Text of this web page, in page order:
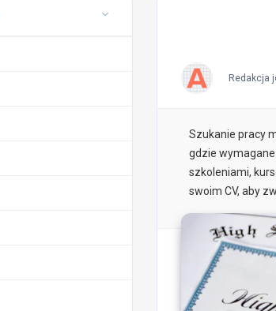
Redakcja
Szukanie pracy
gdzie
szkoleniami,
swoim CV, aby